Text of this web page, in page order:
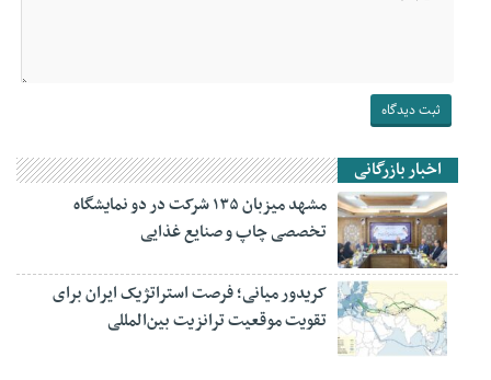
اخبار بازرگانی
مشهد میزبان ۱۳۵ شرکت در دو نمایشگاه
تخصصی چاپ و صنایع غذایی
کریدور میانی؛ فرصت استراتژیک ایران برای
تقویت موقعیت ترانزیت بین‌المللی